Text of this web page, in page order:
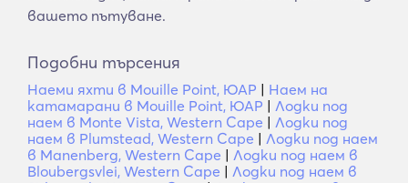
вашето пътуване.
Подобни търсения
Наеми яхти в Mouille Point, ЮАР | Наем на
катамарани в Mouille Point, ЮАР | Лодки под
наем в Monte Vista, Western Cape | Лодки под
наем в Plumstead, Western Cape | Лодки под наем
в Manenberg, Western Cape | Лодки под наем в
Bloubergsvlei, Western Cape | Лодки под наем в